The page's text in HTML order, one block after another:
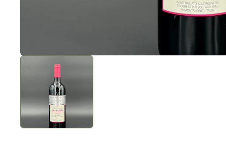
Kaufe